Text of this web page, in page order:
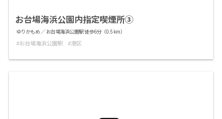
お台場海浜公園内指定喫煙所③
ゆりかもめ ／ お台場海浜公園駅 徒歩6分（0.5 km）
お台場海浜公園駅 港区